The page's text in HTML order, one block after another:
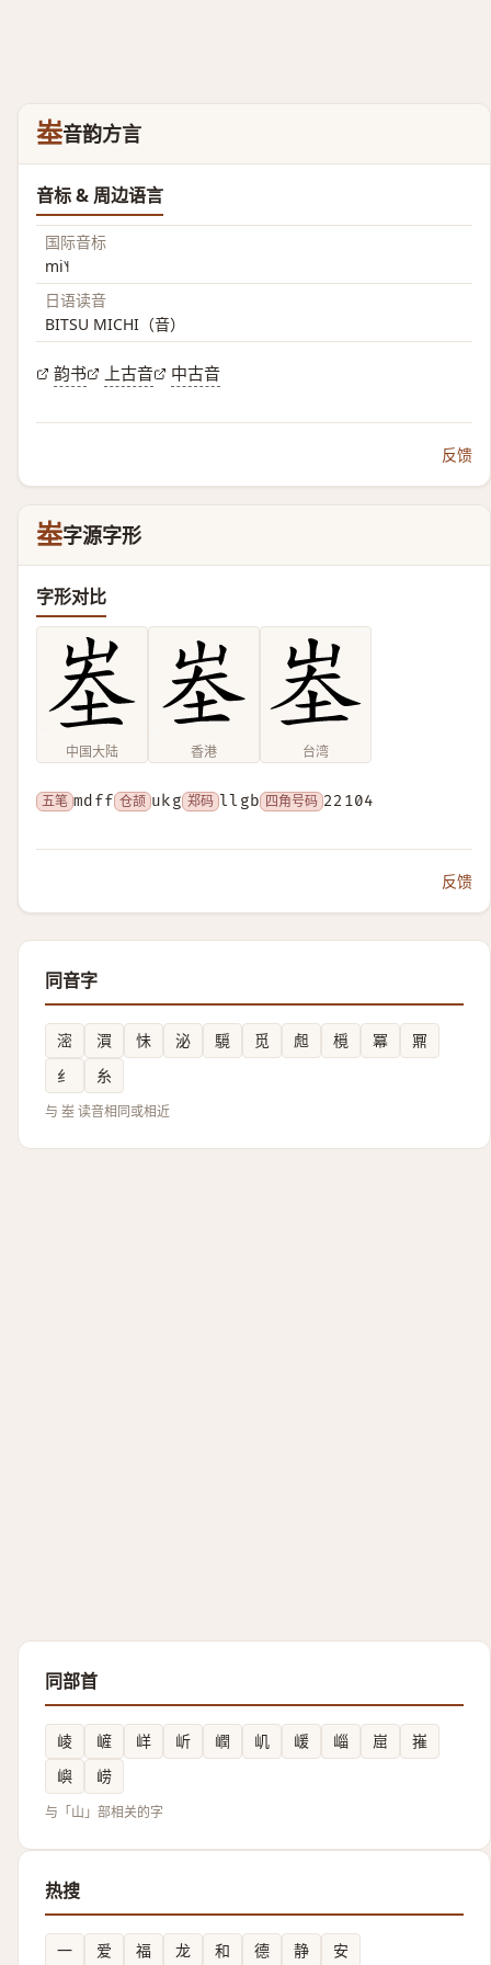
峚音韵方言
音标 & 周边语言
国际音标
mi˥˧
日语读音
BITSU MICHI（音）
韵书 上古音 中古音
反馈
峚字源字形
字形对比
中国大陆 香港 台湾
五笔 mdff 仓颉 ukg 郑码 llgb 四角号码 22104
反馈
同音字
滵 㵋 怽 泌 䮭 觅 䖑 㯒 冪
鼏
纟
糸
与 峚 读音相同或相近
同部首
崚 嵼 㟄 岓 㠈 㞦 嵈 崰 崫
嶊
嶼
崂
与「山」部相关的字
热搜
一 爱 福 龙 和 德 静 安